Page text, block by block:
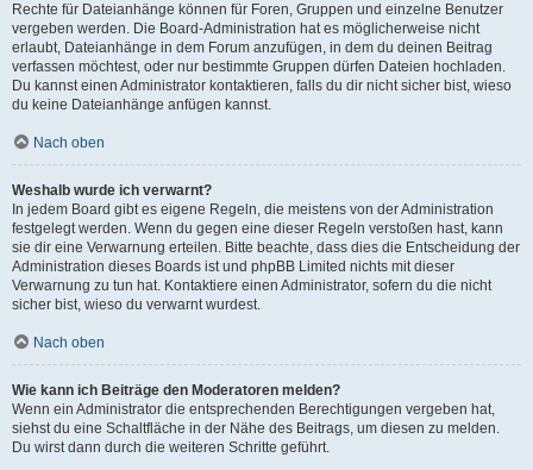
Rechte für Dateianhänge können für Foren, Gruppen und einzelne Benutzer
vergeben werden. Die Board-Administration hat es möglicherweise nicht
erlaubt, Dateianhänge in dem Forum anzufügen, in dem du deinen Beitrag
verfassen möchtest, oder nur bestimmte Gruppen dürfen Dateien hochladen.
Du kannst einen Administrator kontaktieren, falls du dir nicht sicher bist, wieso
du keine Dateianhänge anfügen kannst.
Nach oben
Weshalb wurde ich verwarnt?
In jedem Board gibt es eigene Regeln, die meistens von der Administration
festgelegt werden. Wenn du gegen eine dieser Regeln verstoßen hast, kann
sie dir eine Verwarnung erteilen. Bitte beachte, dass dies die Entscheidung der
Administration dieses Boards ist und phpBB Limited nichts mit dieser
Verwarnung zu tun hat. Kontaktiere einen Administrator, sofern du die nicht
sicher bist, wieso du verwarnt wurdest.
Nach oben
Wie kann ich Beiträge den Moderatoren melden?
Wenn ein Administrator die entsprechenden Berechtigungen vergeben hat,
siehst du eine Schaltfläche in der Nähe des Beitrags, um diesen zu melden.
Du wirst dann durch die weiteren Schritte geführt.